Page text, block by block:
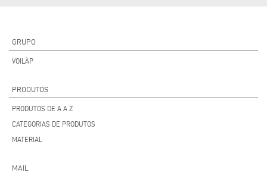
GRUPO
VOILÀP
PRODUTOS
PRODUTOS DE A A Z
CATEGORIAS DE PRODUTOS
MATERIAL
MAIL